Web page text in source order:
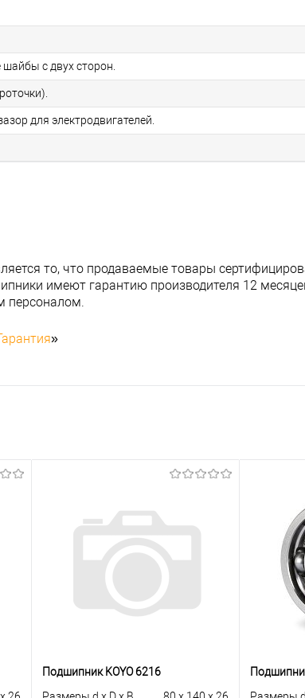
шайбы с двух сторон.
для электродвигателей.
то, что продаваемые товары
имеют гарантию производителя 12
персоналом.
»
Подшипник KOYO 6216